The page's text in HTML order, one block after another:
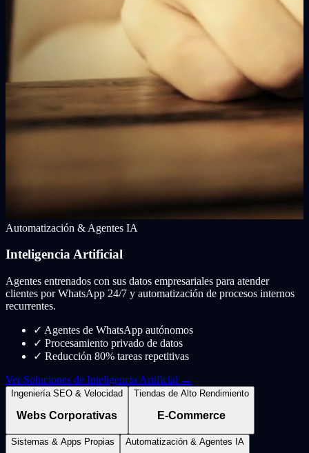
Automatización & Agentes IA
Inteligencia Artificial
Agentes entrenados con sus datos empresariales para atender
clientes por WhatsApp 24/7 y automatización de procesos internos
recurrentes.
✓ Agentes de WhatsApp autónomos
✓ Procesamiento privado de datos
✓ Reducción 80% tareas repetitivas
Ver Soluciones de Inteligencia Artificial →
Ingeniería SEO & Velocidad
Webs Corporativas
Tiendas de Alto Rendimiento
E-Commerce
Sistemas & Apps Propias Automatización & Agentes IA